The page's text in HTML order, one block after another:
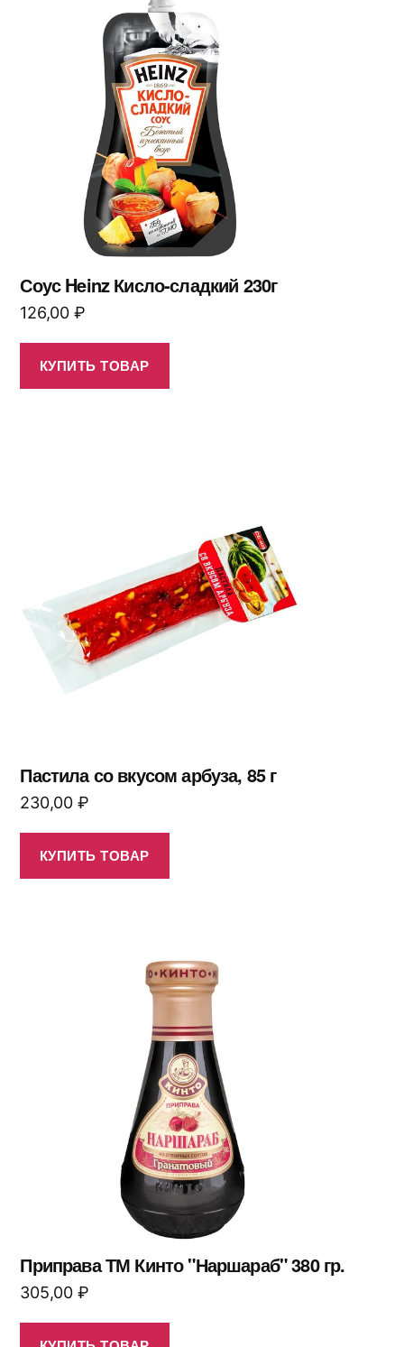
Соус Heinz Кисло-сладкий 230г
126,00 ₽
КУПИТЬ ТОВАР
Пастила со вкусом арбуза, 85 г
230,00 ₽
КУПИТЬ ТОВАР
Приправа ТМ Кинто "Наршараб" 380 гр.
305,00 ₽